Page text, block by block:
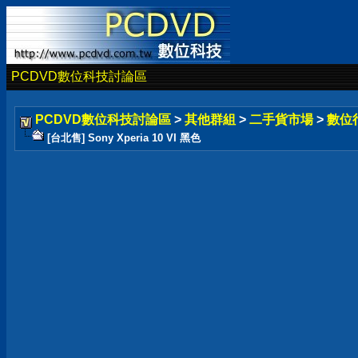
PCDVD數位科技討論區
PCDVD數位科技討論區 > 其他群組 > 二手貨市場 > 數位
[台北售] Sony Xperia 10 VI 黑色